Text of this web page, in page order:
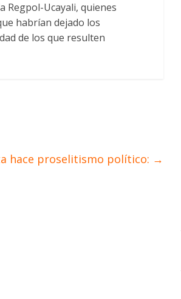
Regpol-Ucayali, quienes
habrían dejado los
de los que resulten
hace proselitismo político: →